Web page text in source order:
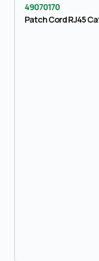
49070170
Patch Cord RJ45